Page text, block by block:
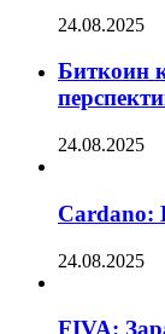
24.08.2025
Биткоин
24.08.2025
Cardano:
24.08.2025
FIVA: